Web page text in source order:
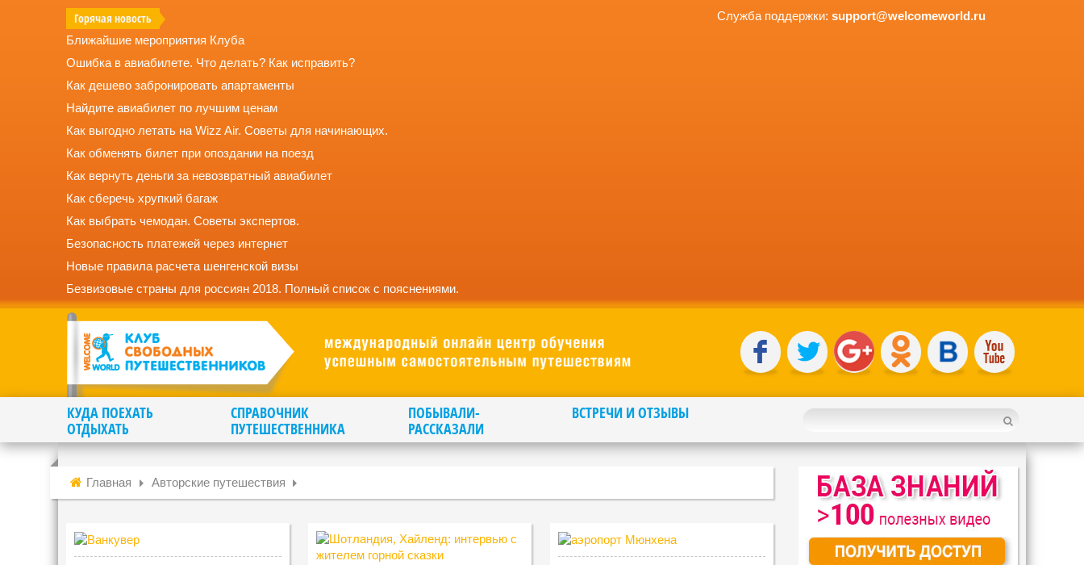
Горячая новость
Ближайшие мероприятия Клуба
Ошибка в авиабилете. Что делать? Как исправить?
Как дешево забронировать апартаменты
Найдите авиабилет по лучшим ценам
Как выгодно летать на Wizz Air. Советы для начинающих.
Как обменять билет при опоздании на поезд
Как вернуть деньги за невозвратный авиабилет
Как сберечь хрупкий багаж
Как выбрать чемодан. Советы экспертов.
Безопасность платежей через интернет
Новые правила расчета шенгенской визы
Безвизовые страны для россиян 2018. Полный список с пояснениями.
Служба поддержки: support@welcomeworld.ru
КУДА ПОЕХАТЬ
ОТДЫХАТЬ
СПРАВОЧНИК
ПУТЕШЕСТВЕННИКА
ПОБЫВАЛИ-
РАССКАЗАЛИ
ВСТРЕЧИ И ОТЗЫВЫ
Главная Авторские путешествия